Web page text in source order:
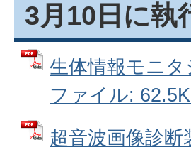
3月10日に執
生体情報モニ
ファイル:
超音波画像診